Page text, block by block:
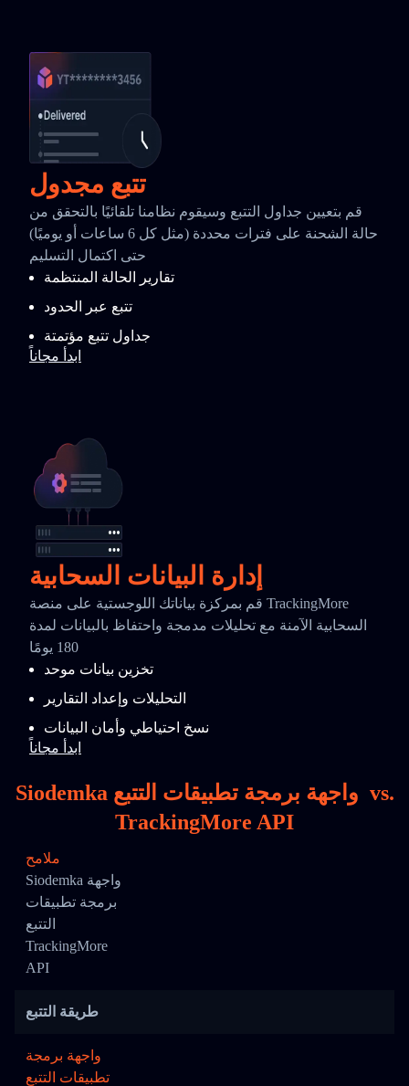
تتبع مجدول
قم بتعيين جداول التتبع وسيقوم نظامنا تلقائيًا بالتحقق من
حالة الشحنة على فترات محددة (مثل كل 6 ساعات أو يوميًا)
حتى اكتمال التسليم
تقارير الحالة المنتظمة
تتبع عبر الحدود
جداول تتبع مؤتمتة
ابدأ مجاناً
إدارة البيانات السحابية
قم بمركزة بياناتك اللوجستية على منصة TrackingMore
السحابية الآمنة مع تحليلات مدمجة واحتفاظ بالبيانات لمدة
180 يومًا
تخزين بيانات موحد
التحليلات وإعداد التقارير
نسخ احتياطي وأمان البيانات
ابدأ مجاناً
Siodemka واجهة برمجة تطبيقات التتبع vs.
TrackingMore API
ملامح
Siodemka واجهة
برمجة تطبيقات
التتبع
TrackingMore
API
طريقة التتبع
واجهة برمجة
تطبيقات التتبع